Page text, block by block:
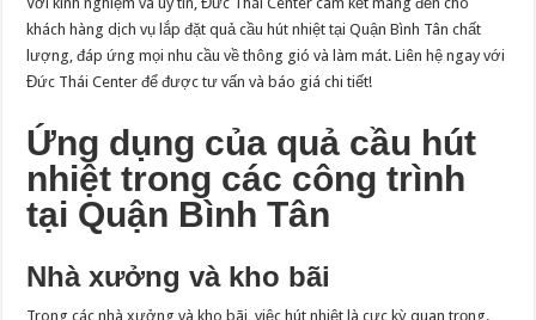
quả
cầu
hút
nhiệt
Quận
khách hàng dịch vụ lắp đặt quả cầu hút nhiệt tại Quận Bình Tân chất
lượng, đáp ứng mọi nhu cầu về thông gió và làm mát. Liên hệ ngay với
Đức Thái Center để được tư vấn và báo giá chi tiết!
Ứng dụng của quả cầu hút
nhiệt trong các công trình
tại Quận Bình Tân
Nhà xưởng và kho bãi
Trong các nhà xưởng và kho bãi, việc hút nhiệt là cực kỳ quan trọng.